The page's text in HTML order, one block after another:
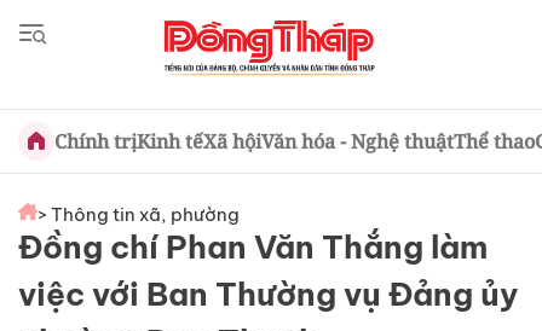
Chính trịKinh tếXã hộiVăn hóa - Nghệ thuậtThể thao
> Thông tin xã, phường
Đồng chí Phan Văn Thắng làm
việc với Ban Thường vụ Đảng ủy